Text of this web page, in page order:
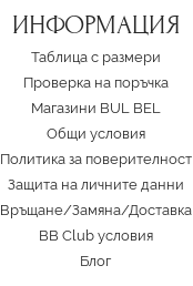
ИНФОРМАЦИЯ
Таблица с размери
Проверка на поръчка
Магазини BUL BEL
Oбщи условия
Политика за поверителност
Защита на личните данни
Връщане/Замяна/Доставка
BB Club условия
Блог